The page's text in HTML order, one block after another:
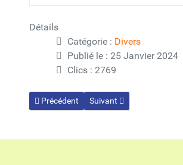
Détails
Catégorie : Divers
Publié le : 25 Janvier 2024
Clics : 2769
Article précédent : Devenez Annonceur /
Précédent Article suivant :
Suivant